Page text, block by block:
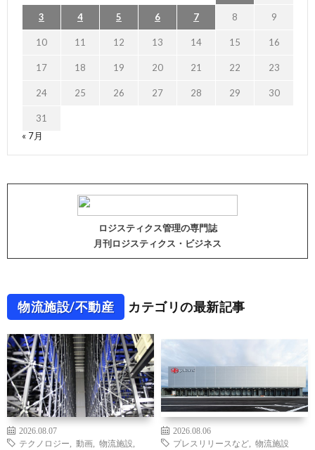
3 4 5 6 7 8 9
10 11 12 13 14 15 16
17 18 19 20 21 22 23
24 25 26 27 28 29 30
31
« 7月
ロジスティクス管理の専門誌
月刊ロジスティクス・ビジネス
物流施設/不動産 カテゴリの最新記事
2026.08.07
テクノロジー
動画 物流施設
2026.08.06
プレスリリースなど
物流施設